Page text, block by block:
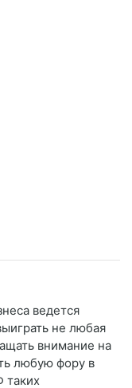
ведется
не любая
внимание на
любую фору в
таких